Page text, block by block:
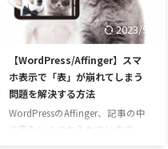
の一つに難しい言語などの専門
知識が要らない、があげられる
でしょう。 WEBページを作成す
るとき、一般的にはHTMLやJava
などのWEB用の言語を使用して
書かれま …
2023/9/3
【WordPress/Affinger】スマ
ホ表示で「表」が崩れてしまう
問題を解決する方法
WordPressのAffinger、記事の中
に表をいくつか入れています